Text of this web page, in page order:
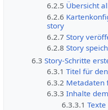
6.2.5 Übersicht
6.2.6
story
6.2.7 Story
6.2.8 Story
6.3 Story-Schritte
6.3.1 Titel für
6.3.2 Metadaten
6.3.3 Inhalte
6.3.3.1 Texte